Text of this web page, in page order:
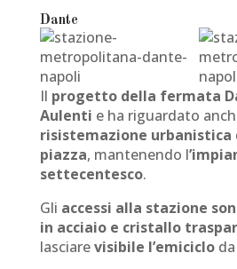
Dante
Il progetto della fermata
Aulenti e ha riguardato
risistemazione urbanistica
piazza, mantenendo l
settecentesco.
Gli accessi alla stazione
in acciaio e cristallo
lasciarevisibile l’emicicloda